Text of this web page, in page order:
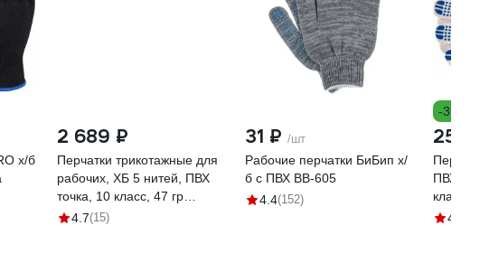
х/б
2 689 ₽
Перчатки трикотажные для
рабочих, ХБ 5 нитей, ПВХ
точка, 10 класс, 47 гр
(упаковка 100 пар) Sebmet
4.7(15)
31 ₽ /шт
Рабочие перчатки БиБип х/
б с ПВХ BB-605
4.4(152)
-36%
25 ₽
ПВХ-
класс,
4.6